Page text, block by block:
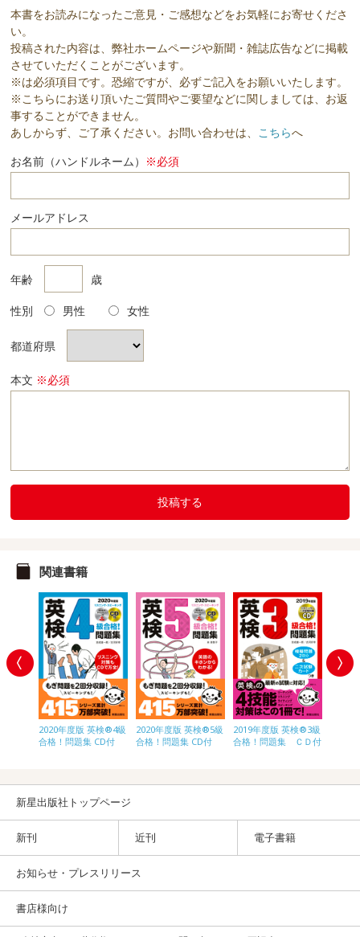
本書をお読みになったご意見・ご感想などをお気軽にお寄せくださ
い。
投稿された内容は、弊社ホームページや新聞・雑誌広告などに掲載
させていただくことがございます。
※は必須項目です。恐縮ですが、必ずご記入をお願いいたします。
※こちらにお送り頂いたご質問やご要望などに関しましては、お返
事することができません。
あしからず、ご了承ください。お問い合わせは、 こちらへ
お名前（ハンドルネーム） ※必須
メールアドレス
年齢 歳
性別 男性 女性
都道府県
本文 ※必須
投稿する
関連書籍
2020年度版 英検®4級
合格！問題集 CD付
2020年度版 英検®5級
合格！問題集 CD付
2019年度版 英検®3級
合格！問題集 ＣＤ付
新星出版社トップページ
新刊 近刊 電子書籍
お知らせ・プレスリリース
書店様向け